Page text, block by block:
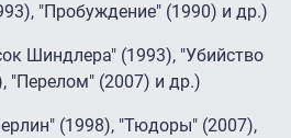
"Пробуждение" (1990) и др.)
Шиндлера" (1993), "Убийство
"Перелом" (2007) и др.)
(1998), "Тюдоры" (2007),